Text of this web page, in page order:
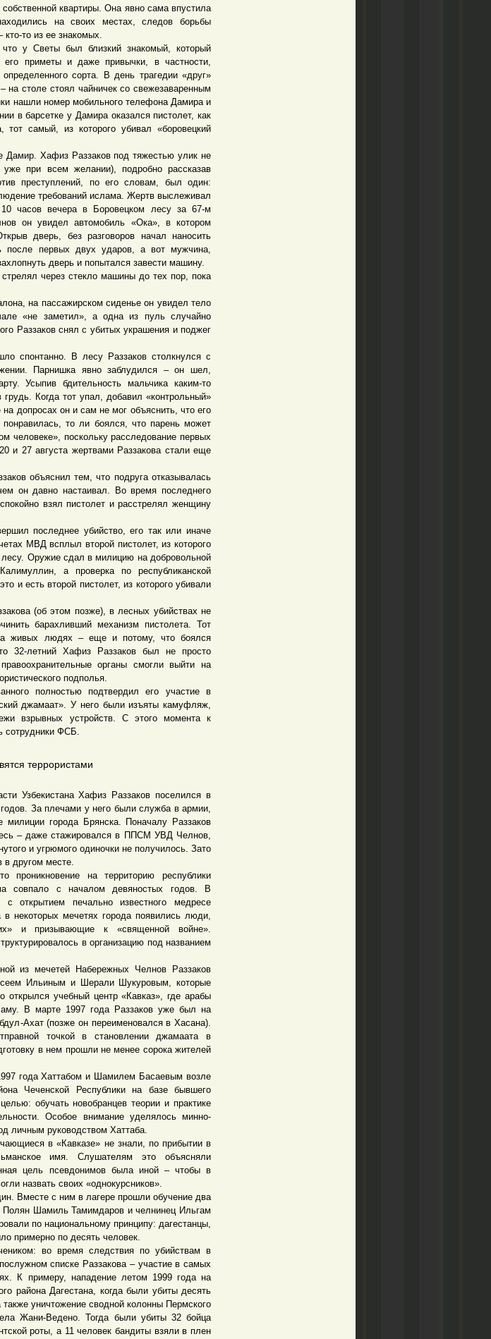
квартиры. Она явно сама впустила
на своих местах, следов борьбы
то из ее знакомых.
у Светы был близкий знакомый, который
его приметы и даже привычки, в частности,
сорта. В день трагедии «друг»
столе стоял чайничек со свежезаваренным
нашли номер мобильного телефона Дамира и
в барсетке у Дамира оказался пистолет, как
тот самый, из которого убивал «боровецкий
Хафиз Раззаков под тяжестью улик не
при всем желании), подробно рассказав
преступлений, по его словам, был один:
требований ислама. Жертв выслеживал
часов вечера в Боровецком лесу за 67-м
он увидел автомобиль «Ока», в котором
дверь, без разговоров начал наносить
первых двух ударов, а вот мужчина,
дверь и попытался завести машину.
через стекло машины до тех пор, пока
на пассажирском сиденье он увидел тело
«не заметил», а одна из пуль случайно
Раззаков снял с убитых украшения и поджег
В лесу Раззаков столкнулся с
Парнишка явно заблудился – он шел,
Усыпив бдительность мальчика каким-то
Когда тот упал, добавил «контрольный»
допросах он и сам не мог объяснить, что его
то ли боялся, что парень может
человеке», поскольку расследование первых
и 27 августа жертвами Раззакова стали еще
объяснил тем, что подруга отказывалась
он давно настаивал. Во время последнего
взял пистолет и расстрелял женщину
последнее убийство, его так или иначе
МВД всплыл второй пистолет, из которого
Оружие сдал в милицию на добровольной
а проверка по республиканской
и есть второй пистолет, из которого убивали
(об этом позже), в лесных убийствах не
барахливший механизм пистолета. Тот
живых людях – еще и потому, что боялся
32-летний Хафиз Раззаков был не просто
органы смогли выйти на
подполья.
полностью подтвердил его участие в
джамаат». У него были изъяты камуфляж,
взрывных устройств. С этого момента к
сотрудники ФСБ.
террористами
Узбекистана Хафиз Раззаков поселился в
За плечами у него были служба в армии,
милиции города Брянска. Поначалу Раззаков
– даже стажировался в ППСМ УВД Челнов,
и угрюмого одиночки не получилось. Зато
в другом месте.
на территорию республики
совпало с началом девяностых годов. В
открытием печально известного медресе
некоторых мечетях города появились люди,
и призывающие к «священной войне».
в организацию под названием
мечетей Набережных Челнов Раззаков
Ильиным и Шерали Шукуровым, которые
открылся учебный центр «Кавказ», где арабы
В марте 1997 года Раззаков уже был на
Ахат (позже он переименовался в Хасана).
точкой в становлении джамаата в
в нем прошли не менее сорока жителей
года Хаттабом и Шамилем Басаевым возле
Чеченской Республики на базе бывшего
обучать новобранцев теории и практике
Особое внимание уделялось минно-
личным руководством Хаттаба.
в «Кавказе» не знали, по прибытии в
имя. Слушателям это объясняли
цель псевдонимов была иной – чтобы в
назвать своих «однокурсников».
Вместе с ним в лагере прошли обучение два
Полян Шамиль Тамимдаров и челнинец Ильгам
по национальному принципу: дагестанцы,
примерно по десять человек.
во время следствия по убийствам в
списке Раззакова – участие в самых
К примеру, нападение летом 1999 года на
района Дагестана, когда были убиты десять
уничтожение сводной колонны Пермского
Жани-Ведено. Тогда были убиты 32 бойца
роты, а 11 человек бандиты взяли в плен